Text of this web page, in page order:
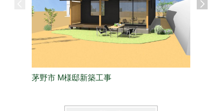
茅野市 M様邸新築工事